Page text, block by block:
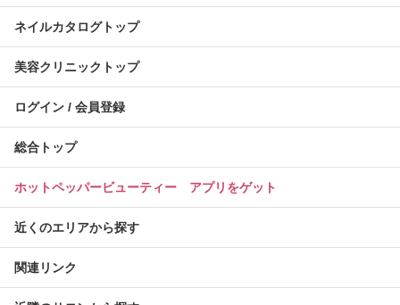
ネイルカタログトップ
美容クリニックトップ
ログイン / 会員登録
総合トップ
ホットペッパービューティー アプリをゲット
近くのエリアから探す
関連リンク